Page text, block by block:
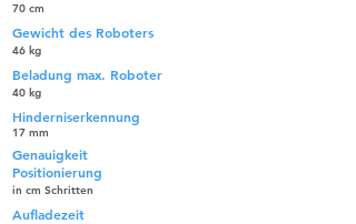
70 cm
Gewicht des Roboters
46 kg
Beladung max. Roboter
40 kg
Hinderniserkennung
17 mm
Genauigkeit
Positionierung
in cm Schritten
Aufladezeit